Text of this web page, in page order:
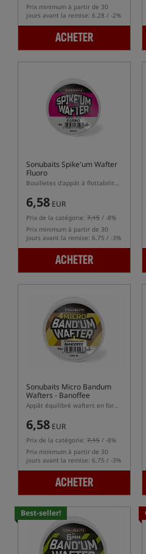
Prix minimum à partir de 30
jours avant la remise: 6.28 / -2%
ACHETER
Sonubaits Spike'um Wafter
Fluoro
Bouilletes d'appât à flottabilité équilibrée (wafters)
6,58 EUR
Prix de la catégorie: 7,15 / -8%
Prix minimum à partir de 30
jours avant la remise: 6.75 / -3%
ACHETER
Sonubaits Micro Bandum
Wafters - Banoffee
Appât équilibré wafters en forme de dumbells
6,58 EUR
Prix de la catégorie: 7,15 / -8%
Prix minimum à partir de 30
jours avant la remise: 6.75 / -3%
ACHETER
Best-seller!